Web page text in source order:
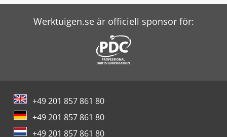
Schenk Filter
Schneider Controller
Windmöller & Hölscher Maskiner För Påsar
Zander Filter
Werktuigen.se är officiell sponsor för:
+49 201 857 861 80
+49 201 857 861 80
+49 201 857 861 80